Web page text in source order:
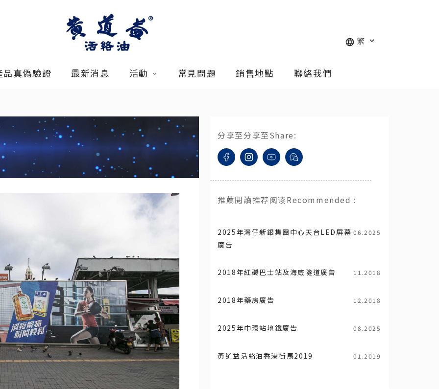
品真偽驗證 最新消息 活動 常見問題 銷售地點 聯絡我們
分享至分享至Share:
推薦閱讀推荐阅读Recommended :
2025年灣仔新銀集團中心天台LED屏幕
廣告
06.2025
2018年紅磡巴士站及海底隧道廣告 11.2018
2018年藥房廣告 12.2018
2025年中環站地鐵廣告 08.2025
黃道益活絡油香港街馬2019 01.2019